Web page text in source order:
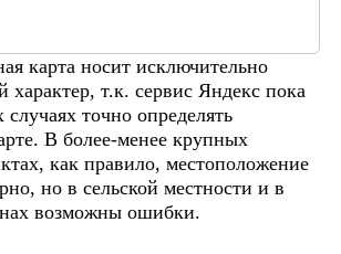
карта носит исключительно
характер, т.к. сервис Яндекс пока
случаях точно определять
В более-менее крупных
как правило, местоположение
но в сельской местности и в
возможны ошибки.